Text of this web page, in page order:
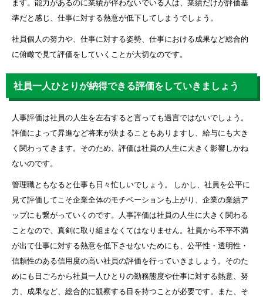
ます。能力があるのに業績が伴わないでいる人は、業績だけが評価基
準だと感じ、仕事に対する熱意が低下してしまうでしょう。
社員個人の努力や、仕事に対する姿勢、仕事における成果など総合的
に俯瞰で見て評価をしていくことが大切なのです。
社員一人ひとりが納得できる評価をしていきましょう
人事評価は社員の人生を左右すると言っても過言ではないでしょう。
評価によって昇進など将来が決まることもありますし、給与にも大き
く関わってきます。そのため、評価は社員の人生に大きく影響しかね
ないのです。
管理職ともなると仕事も日々忙しいでしょう。 しかし、社員を公平に
見て評価してこそ企業全体のモチベーションも上がり、企業の業績ア
ップにも繋がっていくのです。人事評価は社員の人生に大きく関わる
ことなので、真剣に取り組まなくてはなりません。社員から不平不満
が出て仕事に対する熱意を低下させないためにも、公平性・透明性・
信頼性のある信用度の高い社員の評価を行っていきましょう。そのた
めにも日ごろから社員一人ひとりの勤務態度や仕事に対する熱意、努
力、成果など、総合的に観察する目を持つことが必要です。また、そ